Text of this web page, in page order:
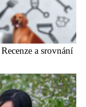
a srovnání